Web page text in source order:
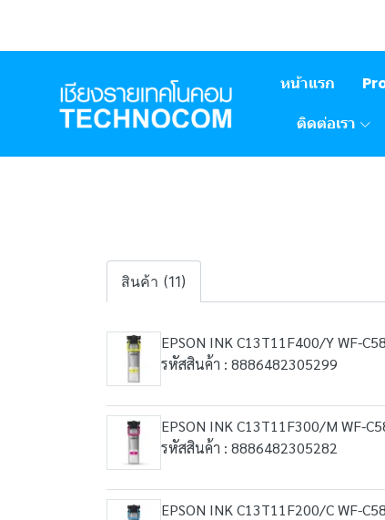
หน้าแรก
ติดต่อเรา
สินค้า (11)
EPSON INK C13T11F400/Y WF-
รหัสสินค้า : 8886482305299
EPSON INK C13T11F300/M WF-
รหัสสินค้า : 8886482305282
EPSON INK C13T11F200/C WF-